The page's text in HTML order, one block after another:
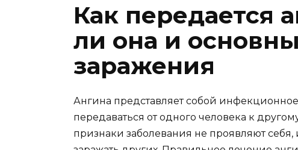
Как передается
ли она и
заражения
Ангина представляет собой
передаваться от одного человека к
признаки заболевания не проявляют